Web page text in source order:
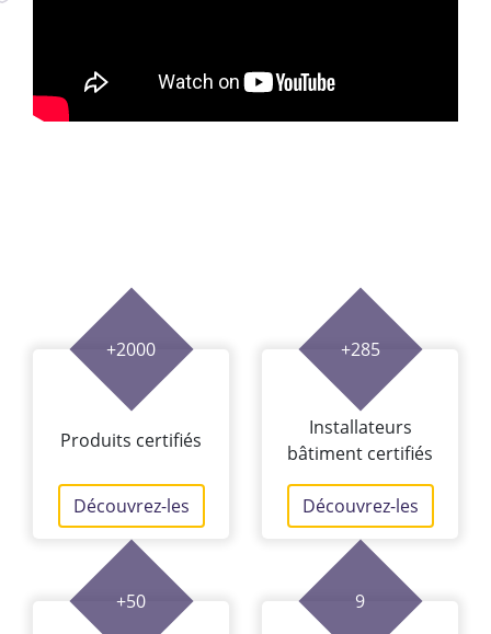
+2000
Produits certifiés
Découvrez-les
+285
Installateurs
bâtiment certifiés
Découvrez-les
+50 9